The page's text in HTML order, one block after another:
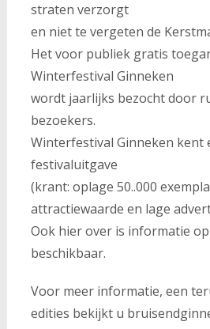
straten verzorgt
en niet te vergeten de
Het voor publiek gratis
Winterfestival Ginneken
wordt jaarlijks bezocht door
bezoekers.
Winterfestival Ginneken kent
festivaluitgave
(krant: oplage 50..000
attractiewaarde en lage
Ook hier over is informatie
beschikbaar.
Voor meer informatie, een
edities bekijkt u